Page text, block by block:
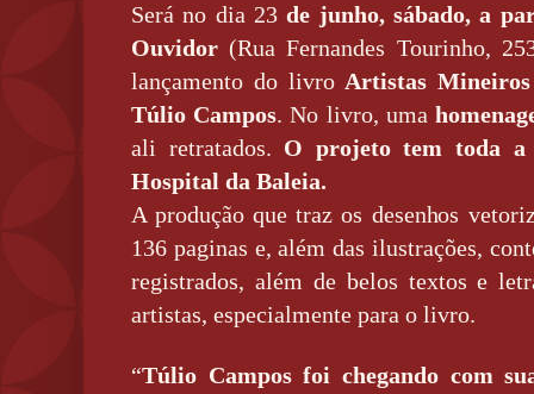
Será no dia 23de junho, sábado, a
Ouvidor (Rua Fernandes Tourinho,
lançamento do livro Artistas
Túlio Campos. No livro, uma
ali retratados. O projeto tem toda a
Hospital da Baleia.
A produção que traz os desenhos
136 paginas e, além das ilustrações,
registrados, além de belos textos e
artistas, especialmente para o livro.
“Túlio Campos foi chegando com